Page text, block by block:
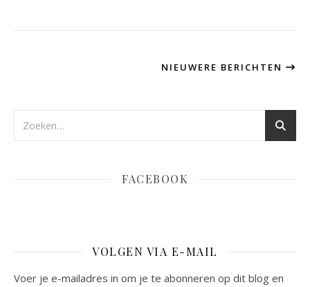
NIEUWERE BERICHTEN
FACEBOOK
VOLGEN VIA E-MAIL
Voer je e-mailadres in om je te abonneren op dit blog en